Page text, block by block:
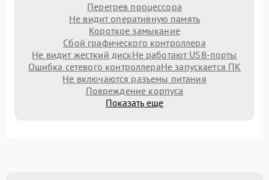
Перегрев процессора
Не видит оперативную память
Короткое замыкание
Сбой графического контроллера
Не видит жесткий дискНе работают USB-порты
Ошибка сетевого контроллераНе запускается ПК
Не включаются разъемы питания
Повреждение корпуса
Показать еще